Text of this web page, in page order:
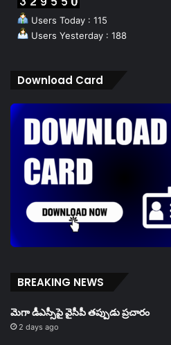
Users Today : 115
Users Yesterday : 188
Download Card
BREAKING NEWS
మెగా డీఎస్సీపై వైసీపీ తప్పుడు ప్రచారం
2 days ago